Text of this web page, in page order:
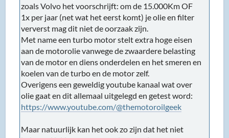
zoals Volvo het voorschrijft: om de 15.000Km OF
1x per jaar (net wat het eerst komt) je olie en filter
ververst mag dit niet de oorzaak zijn.
Met name een turbo motor stelt extra hoge eisen
aan de motorolie vanwege de zwaardere belasting
van de motor en diens onderdelen en het smeren en
koelen van de turbo en de motor zelf.
Overigens een geweldig youtube kanaal wat over
olie gaat en dit allemaal uitgelegd en getest word:
https://www.youtube.com/@themotoroilgeek
Maar natuurlijk kan het ook zo zijn dat het niet